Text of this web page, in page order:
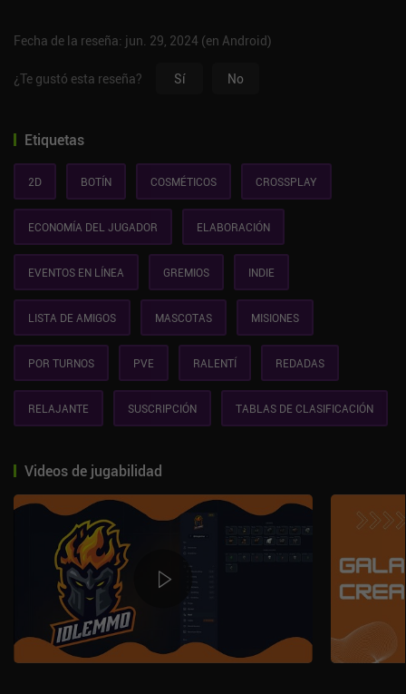
Fecha de la reseña: jun. 29, 2024 (en Android)
¿Te gustó esta reseña? Sí No
Etiquetas
2D BOTÍN COSMÉTICOS CROSSPLAY
ECONOMÍA DEL JUGADOR ELABORACIÓN
EVENTOS EN LÍNEA GREMIOS INDIE
LISTA DE AMIGOS MASCOTAS MISIONES
POR TURNOS PVE RALENTÍ REDADAS
RELAJANTE SUSCRIPCIÓN TABLAS DE CLASIFICACIÓN
Videos de jugabilidad